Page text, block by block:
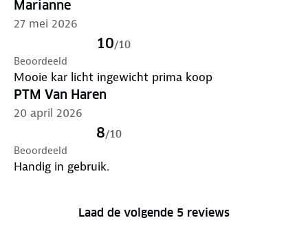
Marianne
27 mei 2026
10/10
Beoordeeld
Mooie kar licht ingewicht prima koop
PTM Van Haren
20 april 2026
8/10
Beoordeeld
Handig in gebruik.
Laad de volgende 5 reviews